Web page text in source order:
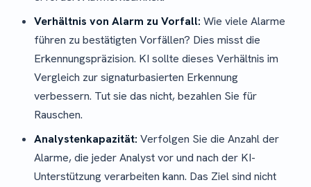
Verhältnis von Alarm zu Vorfall: Wie viele Alarme
führen zu bestätigten Vorfällen? Dies misst die
Erkennungspräzision. KI sollte dieses Verhältnis im
Vergleich zur signaturbasierten Erkennung
verbessern. Tut sie das nicht, bezahlen Sie für
Rauschen.
Analystenkapazität: Verfolgen Sie die Anzahl der
Alarme, die jeder Analyst vor und nach der KI-
Unterstützung verarbeiten kann. Das Ziel sind nicht